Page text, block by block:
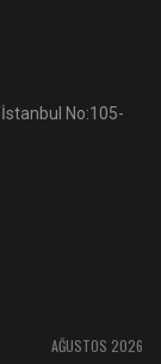
No:105-
AĞUSTOS 2026